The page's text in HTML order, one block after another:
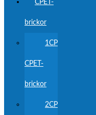
CPET-
brickor
1CP
CPET-
brickor
2CP